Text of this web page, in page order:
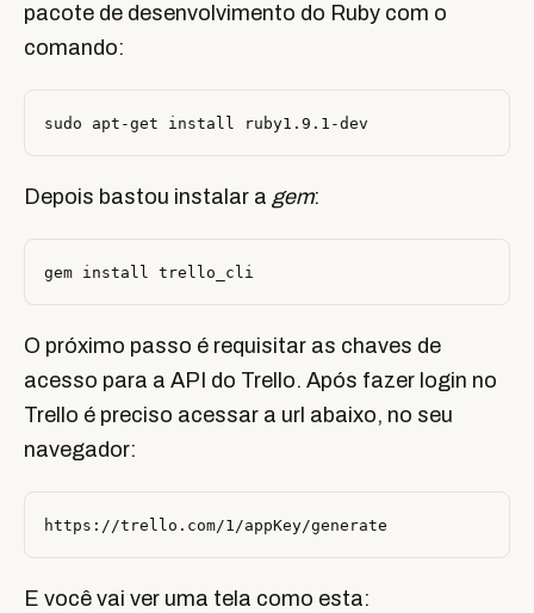
pacote de desenvolvimento do Ruby com o
comando:
Depois bastou instalar a gem:
O próximo passo é requisitar as chaves de
acesso para a API do Trello. Após fazer login no
Trello é preciso acessar a url abaixo, no seu
navegador:
E você vai ver uma tela como esta: